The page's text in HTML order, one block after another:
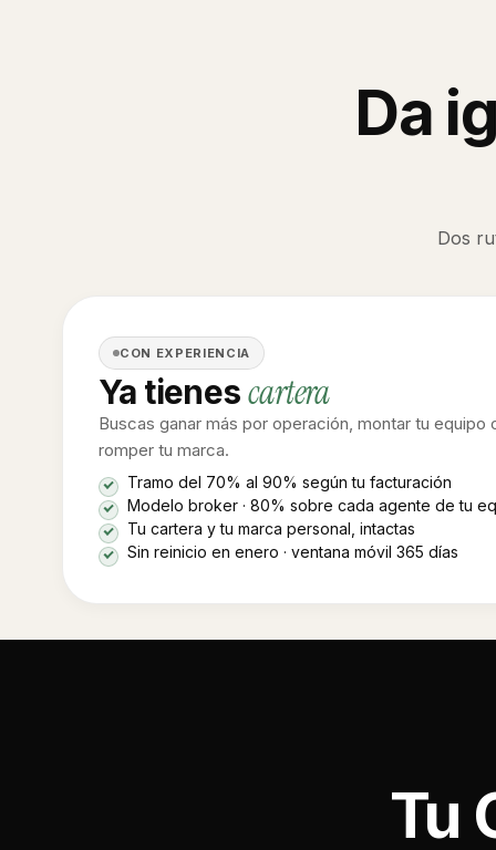
Da
Dos
CON EXPERIENCIA
Ya tienescartera
Buscas ganar más por operación, montar tu
romper tu marca.
Tramo del 70% al 90% según tu facturación
Modelo broker · 80% sobre cada agente de tu
Tu cartera y tu marca personal, intactas
Sin reinicio en enero · ventana móvil 365 días
Tu